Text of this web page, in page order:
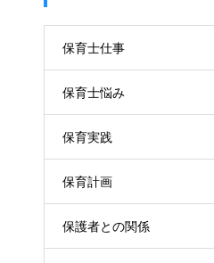
保育士仕事
保育士悩み
保育実践
保育計画
保護者との関係